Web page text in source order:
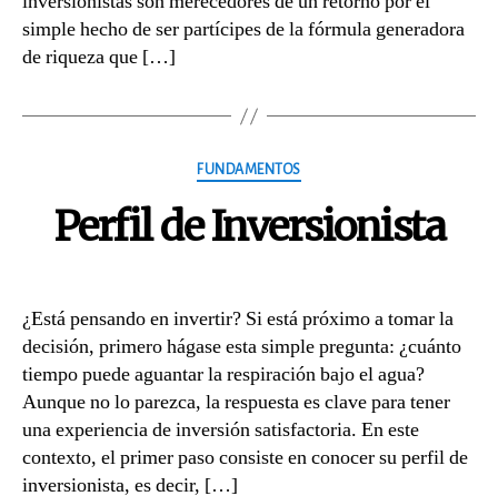
simple hecho de ser partícipes de la fórmula generadora
de riqueza que […]
Categories
FUNDAMENTOS
Perfil de Inversionista
¿Está pensando en invertir? Si está próximo a tomar la
decisión, primero hágase esta simple pregunta: ¿cuánto
tiempo puede aguantar la respiración bajo el agua?
Aunque no lo parezca, la respuesta es clave para tener
una experiencia de inversión satisfactoria. En este
contexto, el primer paso consiste en conocer su perfil de
inversionista, es decir, […]